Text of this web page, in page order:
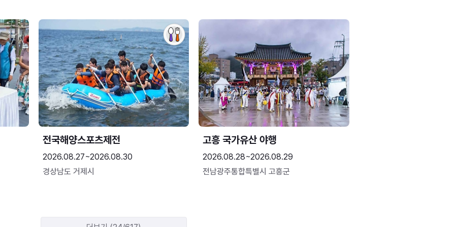
전국해양스포츠제전
2026.08.27~2026.08.30
경상남도 거제시
고흥 국가유산 야행
2026.08.28~2026.08.29
전남광주통합특별시 고흥군